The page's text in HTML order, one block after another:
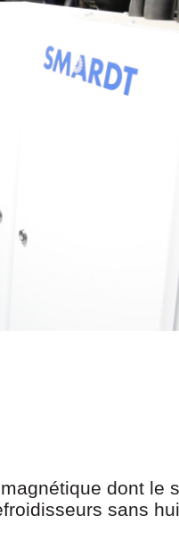
dont le
sans